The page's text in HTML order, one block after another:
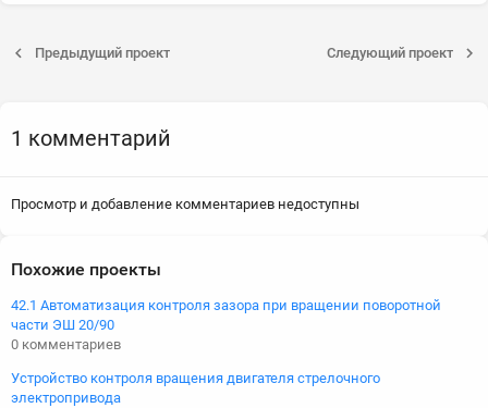
Предыдущий проект Следующий проект
1 комментарий
Просмотр и добавление комментариев недоступны
Похожие проекты
42.1 Автоматизация контроля зазора при вращении поворотной
части ЭШ 20/90
0 комментариев
Устройство контроля вращения двигателя стрелочного
электропривода